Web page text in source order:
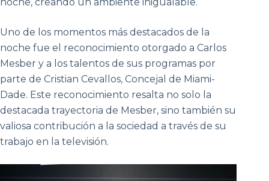
noche, creando un ambiente inigualable.
Uno de los momentos más destacados de la
noche fue el reconocimiento otorgado a Carlos
Mesber y a los talentos de sus programas por
parte de Cristian Cevallos, Concejal de Miami-
Dade. Este reconocimiento resalta no solo la
destacada trayectoria de Mesber, sino también su
valiosa contribución a la sociedad a través de su
trabajo en la televisión.